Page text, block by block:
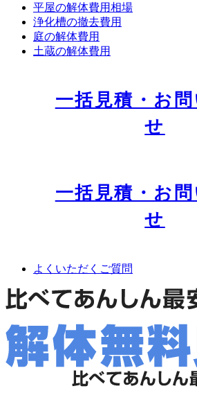
平屋の解体費用相場
浄化槽の撤去費用
庭の解体費用
土蔵の解体費用
一括見積・お
せ
一括見積・お
せ
よくいただくご質問